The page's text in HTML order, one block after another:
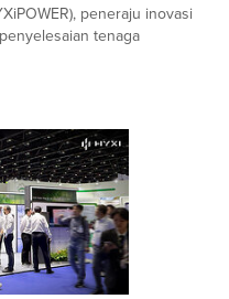
peneraju inovasi
tenaga